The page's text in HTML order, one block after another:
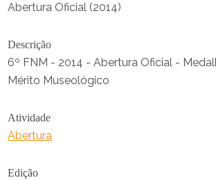
Abertura Oficial (2014)
Descrição
6º FNM - 2014 - Abertura Oficial -
Mérito Museológico
Atividade
Abertura
Edição